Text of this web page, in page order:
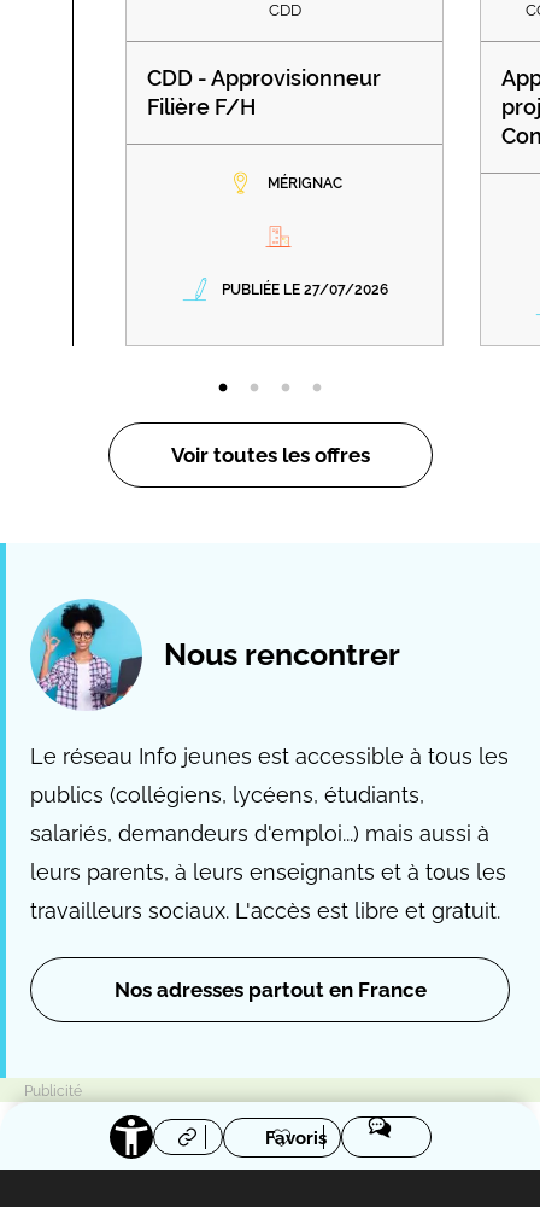
CDD
CDD - Approvisionneur
Filière F/H
MÉRIGNAC
PUBLIÉE LE 27/07/2026
Voir toutes les offres
Nous rencontrer
Le réseau Info jeunes est accessible à tous les
publics (collégiens, lycéens, étudiants,
salariés, demandeurs d'emploi...) mais aussi à
leurs parents, à leurs enseignants et à tous les
travailleurs sociaux. L'accès est libre et gratuit.
Nos adresses partout en France
Favoris